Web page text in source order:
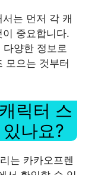
는 먼저 각 캐
중요합니다.
양한 정보로
모으는 것부터
릭터 스
나요?
는 카카오프렌